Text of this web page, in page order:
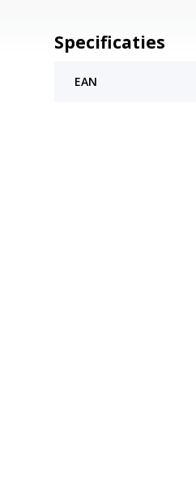
Specificaties
EAN